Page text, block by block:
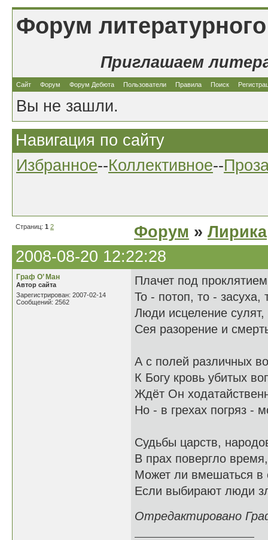
Форум
Приглашаем
Сайт Форум Форум Дебюта Пользователи Правила Поиск
Вы не зашли.
Навигация по сайту
Избранное--Коллективное--
Страниц: 1 2 Форум » Лирика
2008-08-20 12:22:28
Граф О’ Ман
Автор сайта
Зарегистрирован: 2007-02-14
Сообщений: 2562
Плачет под
То - потоп, то - засуха,
Люди исцеление сулят,
Сея разорение и
А с полей различных
К Богу кровь убитых
Ждёт Он
Но - в грехах погряз -
Судьбы царств,
В прах повергло
Может ли вмешаться в
Если выбирают люди
Отредактировано